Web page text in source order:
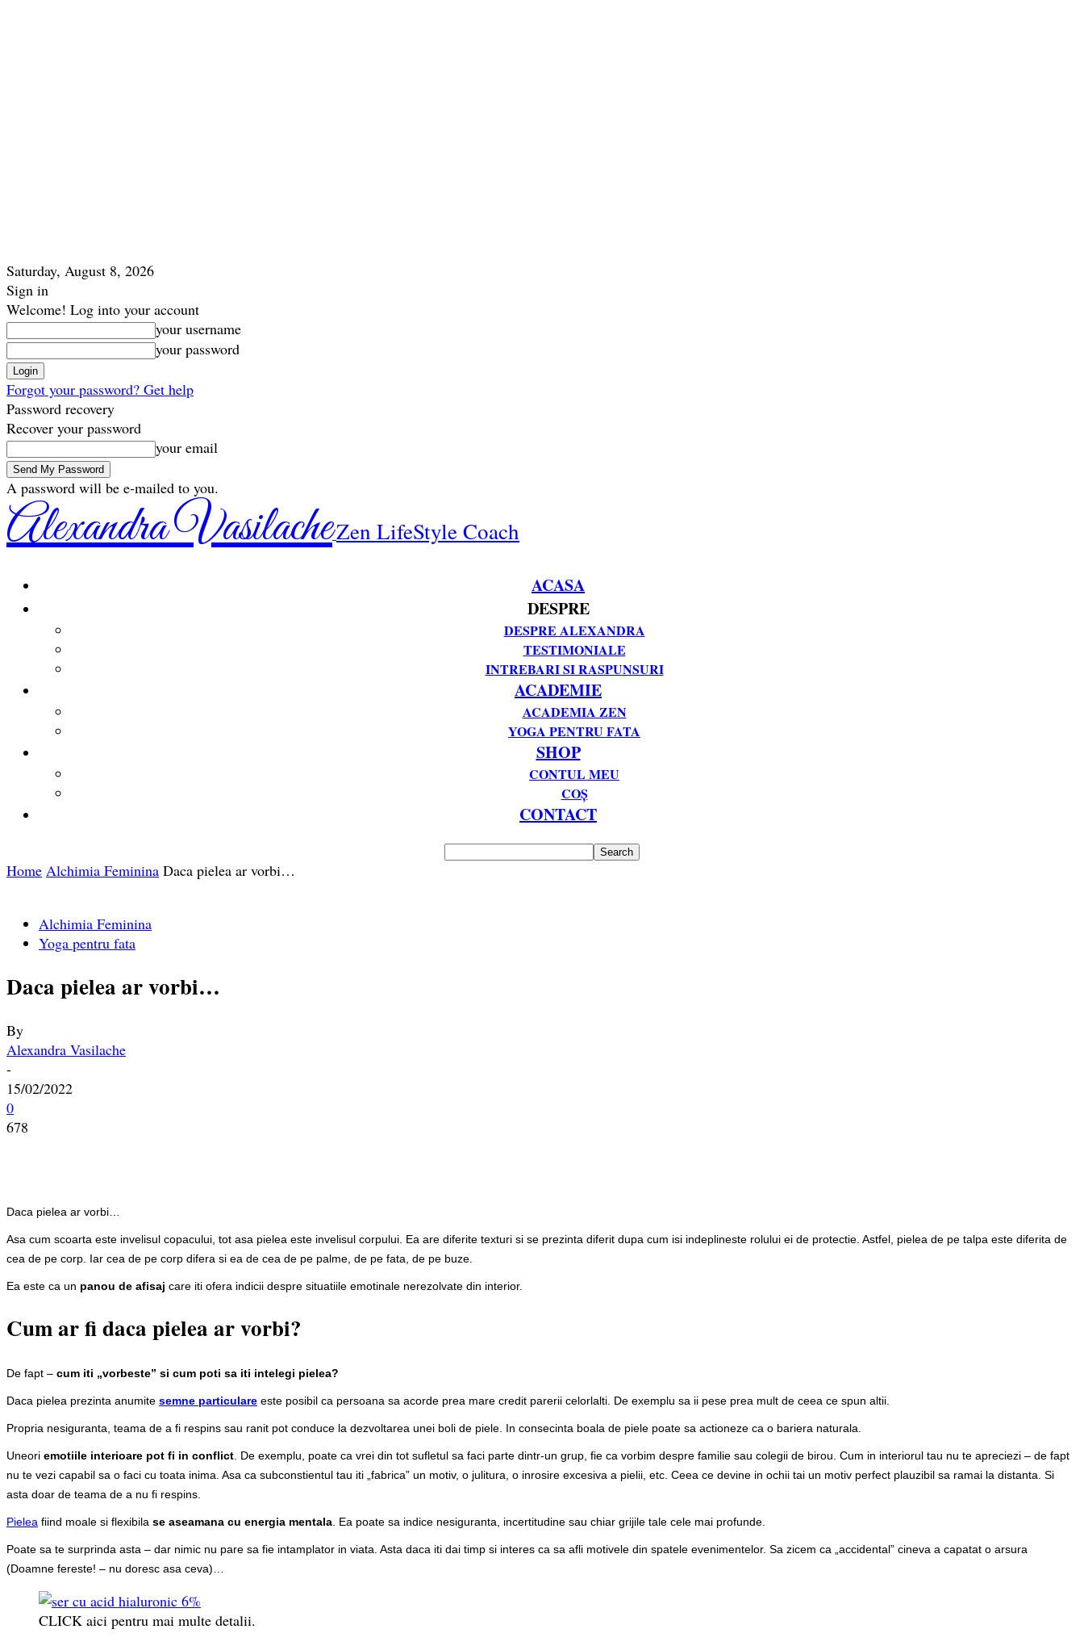
Saturday, August 8, 2026
Sign in
Welcome! Log into your account
your username
your password
Forgot your password? Get help
Password recovery
Recover your password
your email
A password will be e-mailed to you.
Alexandra VasilacheZen LifeStyle Coach
ACASA
DESPRE
DESPRE ALEXANDRA
TESTIMONIALE
INTREBARI SI RASPUNSURI
ACADEMIE
ACADEMIA ZEN
YOGA PENTRU FATA
SHOP
CONTUL MEU
COȘ
CONTACT
Home Alchimia Feminina Daca pielea ar vorbi…
Alchimia Feminina
Yoga pentru fata
Daca pielea ar vorbi…
By
Alexandra Vasilache
-
15/02/2022
0
678
Daca pielea ar vorbi…
Asa cum scoarta este invelisul copacului, tot asa pielea este invelisul corpului. Ea are diferite texturi si se prezinta diferit dupa cum isi indeplineste rolului ei de protectie. Astfel, pielea de pe talpa este diferita de
cea de pe corp. Iar cea de pe corp difera si ea de cea de pe palme, de pe fata, de pe buze.
Ea este ca un panou de afisaj care iti ofera indicii despre situatiile emotinale nerezolvate din interior.
Cum ar fi daca pielea ar vorbi?
De fapt – cum iti „vorbeste” si cum poti sa iti intelegi pielea?
Daca pielea prezinta anumite semne particulare este posibil ca persoana sa acorde prea mare credit parerii celorlalti. De exemplu sa ii pese prea mult de ceea ce spun altii.
Propria nesiguranta, teama de a fi respins sau ranit pot conduce la dezvoltarea unei boli de piele. In consecinta boala de piele poate sa actioneze ca o bariera naturala.
Uneori emotiile interioare pot fi in conflict . De exemplu, poate ca vrei din tot sufletul sa faci parte dintr-un grup, fie ca vorbim despre familie sau colegii de birou. Cum in interiorul tau nu te apreciezi – de fapt
nu te vezi capabil sa o faci cu toata inima. Asa ca subconstientul tau iti „fabrica” un motiv, o julitura, o inrosire excesiva a pielii, etc. Ceea ce devine in ochii tai un motiv perfect plauzibil sa ramai la distanta. Si
asta doar de teama de a nu fi respins.
Pielea fiind moale si flexibila se aseamana cu energia mentala . Ea poate sa indice nesiguranta, incertitudine sau chiar grijile tale cele mai profunde.
Poate sa te surprinda asta – dar nimic nu pare sa fie intamplator in viata. Asta daca iti dai timp si interes ca sa afli motivele din spatele evenimentelor. Sa zicem ca „accidental” cineva a capatat o arsura
(Doamne fereste! – nu doresc asa ceva)…
CLICK aici pentru mai multe detalii.